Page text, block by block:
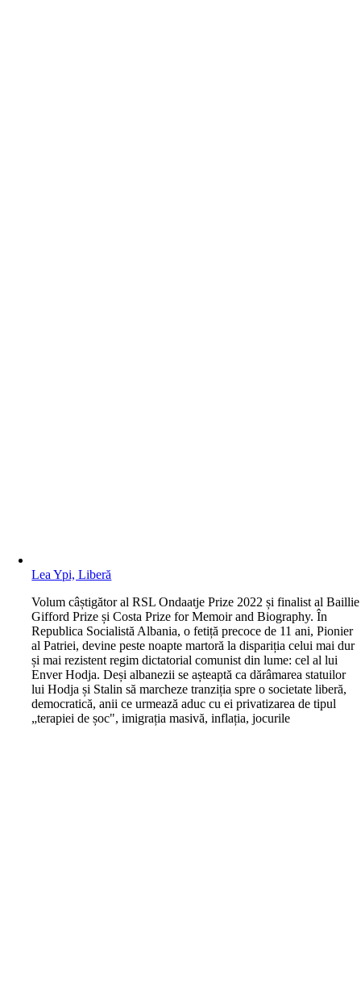
Lea Ypi, Liberă
Volum câștigător al RSL Ondaatje Prize 2022 și finalist al Baillie
Gifford Prize și Costa Prize for Memoir and Biography. În
Republica Socialistă Albania, o fetiță precoce de 11 ani, Pionier
al Patriei, devine peste noapte martoră la dispariția celui mai dur
și mai rezistent regim dictatorial comunist din lume: cel al lui
Enver Hodja. Deși albanezii se așteaptă ca dărâmarea statuilor
lui Hodja și Stalin să marcheze tranziția spre o societate liberă,
democratică, anii ce urmează aduc cu ei privatizarea de tipul
„terapiei de șoc", imigrația masivă, inflația, jocurile